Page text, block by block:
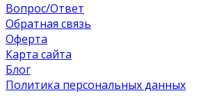
Вопрос/Ответ
Обратная связь
Оферта
Карта сайта
Блог
Политика персональных данных